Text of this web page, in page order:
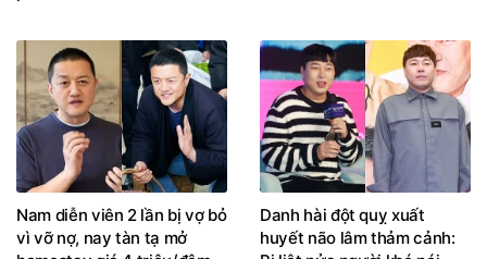
Nam diễn viên 2 lần bị vợ bỏ
vì vỡ nợ, nay tàn tạ mở
Danh hài đột quỵ xuất
huyết não lâm thảm cảnh: